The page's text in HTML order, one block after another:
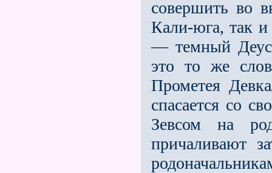
совершить во
Кали-юга, так
— темный
это то же
Прометея
спасается со
Зевсом на
причаливают